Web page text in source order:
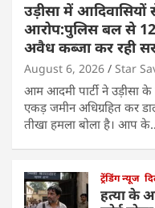
उड़ीसा में
आरोप:पुलिस बल से
अवैध कब्जा कर रही
August 6, 2026 Star
आम आदमी पार्टी ने उड़ीसा
एकड़ जमीन अधिग्रहित कर
तीखा हमला बोला है। आप
ट्रेंडिंग न्यूज
हत्या के